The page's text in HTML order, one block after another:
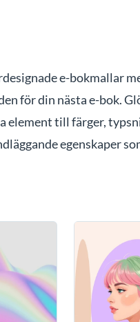
e-bokmallar
för din nästa e-bok.
element till färger,
egenskaper